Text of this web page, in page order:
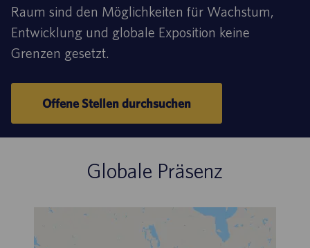
Raum sind den Möglichkeiten für Wachstum,
Entwicklung und globale Exposition keine
Grenzen gesetzt.
Offene Stellen durchsuchen
Globale Präsenz